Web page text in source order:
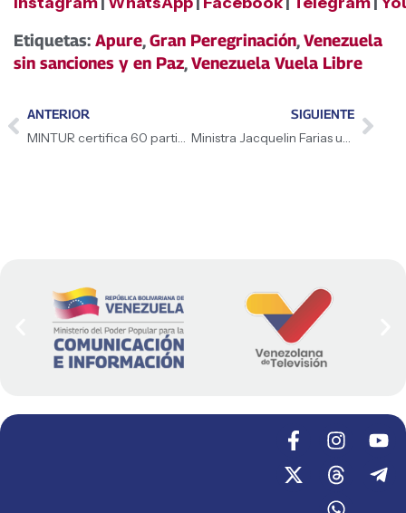
Etiquetas: Apure,Gran Peregrinación,Venezuela
sin sanciones y en Paz,Venezuela Vuela Libre
ANTERIOR
MINTUR certifica 60 participantes en diplomado de Turismo Comunitario en Aragua
SIGUIENTE
Ministra Jacquelin Farias unifica estrategias para fortalecer el sector transporte nacional